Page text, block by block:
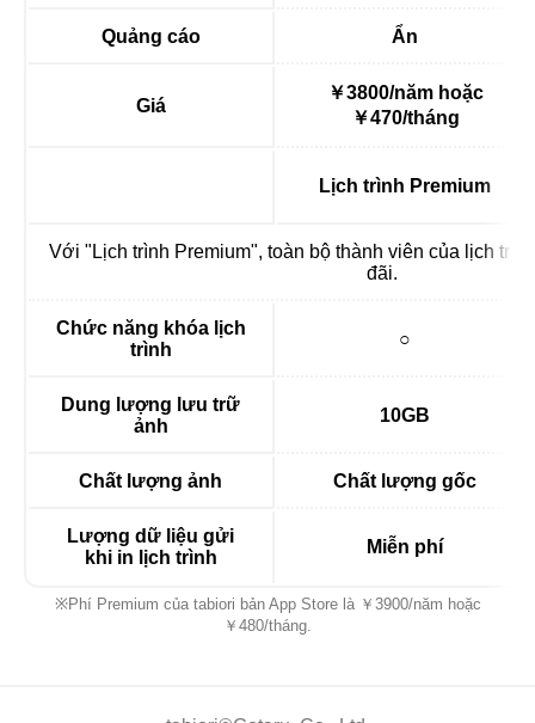
Quảng cáo Ẩn
Giá
￥3800/năm hoặc
￥470/tháng
Lịch trình Premium
Với "Lịch trình Premium", toàn bộ thành viên của lịch
đãi.
Chức năng khóa lịch
trình
○
Dung lượng lưu trữ
ảnh
10GB
Chất lượng ảnh Chất lượng gốc
Lượng dữ liệu gửi
khi in lịch trình
Miễn phí
※Phí Premium của tabiori bản App Store là ￥3900/năm hoặc
￥480/tháng.